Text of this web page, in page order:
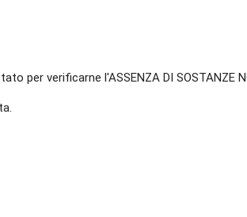
per verificarne l'ASSENZA DI SOSTANZE